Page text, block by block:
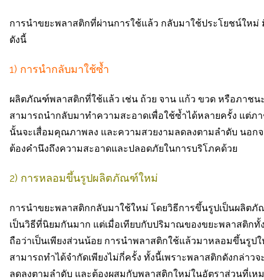
การนำขยะพลาสติกที่ผ่านการใช้แล้ว กลับมาใช้ประโยชน์ใหม่
ดังนี้
1) การนำกลับมาใช้ซ้ำ
ผลิตภัณฑ์พลาสติกที่ใช้แล้ว เช่น ถ้วย จาน แก้ว ขวด หรือภาชน
สามารถนำกลับมาทำความสะอาดเพื่อใช้ซ้ำได้หลายครั้ง แต่ภ
นั้นจะเสื่อมคุณภาพลง และความสวยงามลดลงตามลำดับ นอก
ต้องคำนึงถึงความสะอาดและปลอดภัยในการบริโภคด้วย
2) การหลอมขึ้นรูปผลิตภัณฑ์ใหม่
การนำขยะพลาสติกกลับมาใช้ใหม่ โดยวิธีการขึ้นรูปเป็นผลิต
เป็นวิธีที่นิยมกันมาก แต่เมื่อเทียบกับปริมาณของขยะพลาสติกทั้
ถือว่าเป็นเพียงส่วนน้อย การนำพลาสติกใช้แล้วมาหลอมขึ้นรูป
สามารถทำได้จำกัดเพียงไม่กี่ครั้ง ทั้งนี้เพราะพลาสติกดังกล่าว
ลดลงตามลำดับ และต้องผสมกับพลาสติกใหม่ในอัตราส่วนที่เห